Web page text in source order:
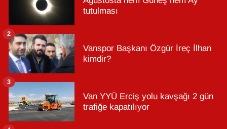
tutulması
Vanspor Başkanı Özgür İreç İlhan
kimdir?
2
Van YYÜ Erciş yolu kavşağı 2 gün
trafiğe kapatılıyor
3